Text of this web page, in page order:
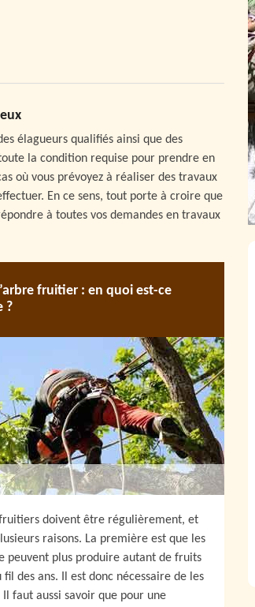
élagueurs qualifiés ainsi que des
la condition requise pour prendre en
où vous prévoyez à réaliser des travaux
En ce sens, tout porte à croire que
à toutes vos demandes en travaux
fruitier : en quoi est-ce
?
doivent être régulièrement, et
raisons. La première est que les
peuvent plus produire autant de fruits
fil des ans. Il est donc nécessaire de les
Il faut aussi savoir que pour une